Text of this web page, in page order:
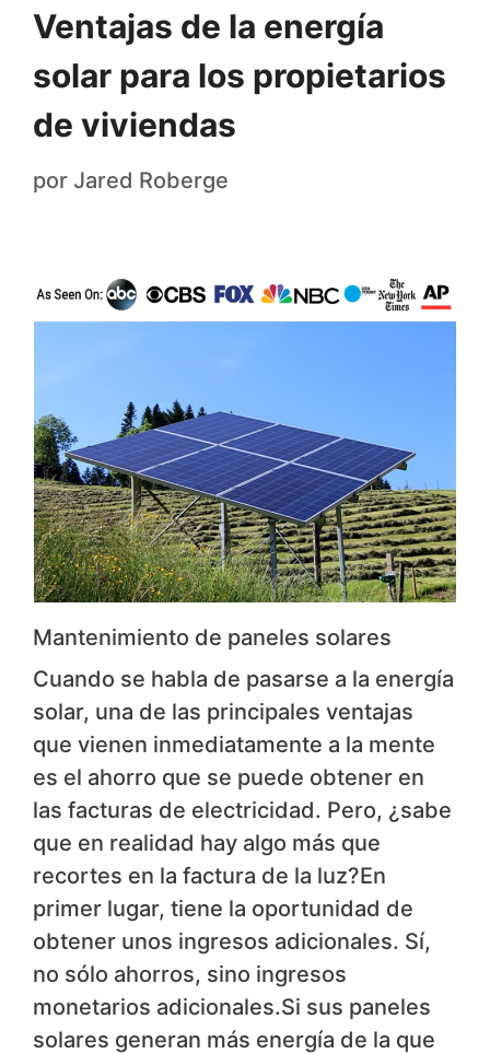
Ventajas de la energía
solar para los propietarios
de viviendas
por Jared Roberge
Mantenimiento de paneles solares
Cuando se habla de pasarse a la energía
solar, una de las principales ventajas
que vienen inmediatamente a la mente
es el ahorro que se puede obtener en
las facturas de electricidad. Pero, ¿sabe
que en realidad hay algo más que
recortes en la factura de la luz?En
primer lugar, tiene la oportunidad de
obtener unos ingresos adicionales. Sí,
no sólo ahorros, sino ingresos
monetarios adicionales.Si sus paneles
solares generan más energía de la que